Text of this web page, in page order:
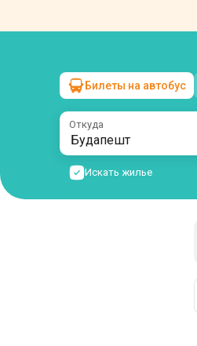
Будапешт→Ровно
пт, 7 августа/1 пассажир
Билеты на автобус
Откуда
Искать жилье